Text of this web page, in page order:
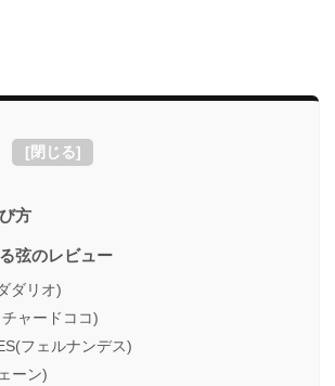
[閉じる]
方
弦のレビュー
ダリオ)
ャードココ)
フェルナンデス)
ーン)